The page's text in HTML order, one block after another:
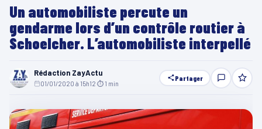
Un automobiliste percute un
gendarme lors d’un contrôle routier à
Schoelcher. L’automobiliste interpellé
Rédaction ZayActu
01/01/2020 à 15h12 ⏱ 1 min
Partager